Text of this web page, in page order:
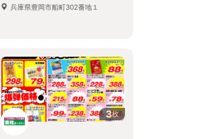
兵庫県豊岡市船町302番地１
3枚